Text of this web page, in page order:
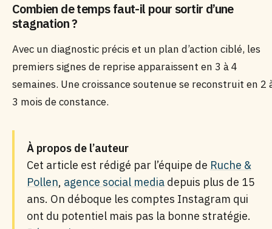
Combien de temps faut-il pour sortir d’une
stagnation ?
Avec un diagnostic précis et un plan d’action ciblé, les
premiers signes de reprise apparaissent en 3 à 4
semaines. Une croissance soutenue se reconstruit en 2
3 mois de constance.
À propos de l’auteur
Cet article est rédigé par l’équipe de Ruche &
Pollen, agence social media depuis plus de 15
ans. On déboque les comptes Instagram qui
ont du potentiel mais pas la bonne stratégie.